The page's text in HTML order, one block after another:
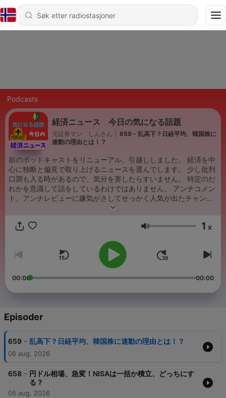
Podcasts
経済ニュース 今日の気になる話題
元証券マン しんさん
659 - 乱高下？日経平均、韓国株に
連動の理由とは！？
前のポッドキャストをリニューアル、引越ししました。 経済を中
心に独断と偏見で取り上げるニュースを選んでします。 少し批判
口調も入る時があるので、気分を害したらすいません。 特定のだ
れかを意識して話をしているわけではありません。 アンチコメン
ト、アンチレビューに嫌気がさしてせっかく人気が出たチャンネ
Volum 1 x
00:00 00:00
Episoder
659 - 乱高下？日経平均、韓国株に連動の理由とは！？
06 aug. 2026
658 - 円ドル相場、急変！NISAは一括か積立、どっちにす
る？
05 aug. 2026